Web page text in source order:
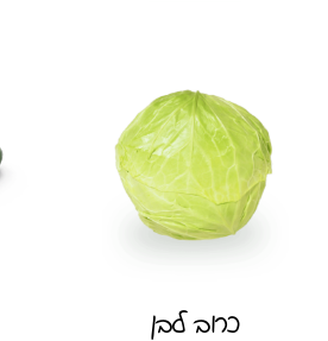
כרוב לבן